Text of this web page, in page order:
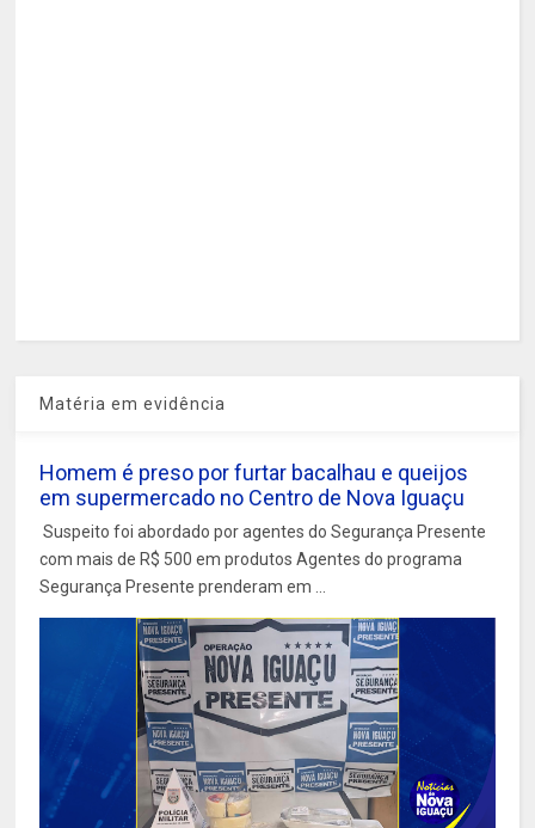
Matéria em evidência
Homem é preso por furtar bacalhau e queijos
em supermercado no Centro de Nova Iguaçu
Suspeito foi abordado por agentes do Segurança Presente
com mais de R$ 500 em produtos Agentes do programa
Segurança Presente prenderam em ...